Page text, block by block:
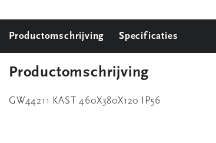
Productomschrijving Specificaties
Productomschrijving
GW44211 KAST 460X380X120 IP56